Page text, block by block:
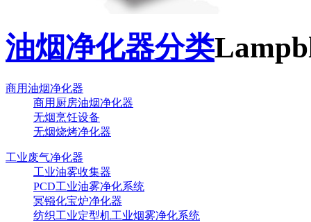
油烟净化器分类
商用油烟净化器
商用厨房油烟净化器
无烟烹饪设备
无烟烧烤净化器
工业废气净化器
工业油雾收集器
PCD工业油雾净化系统
冥镪化宝炉净化器
纺织工业定型机工业烟雾净化系统